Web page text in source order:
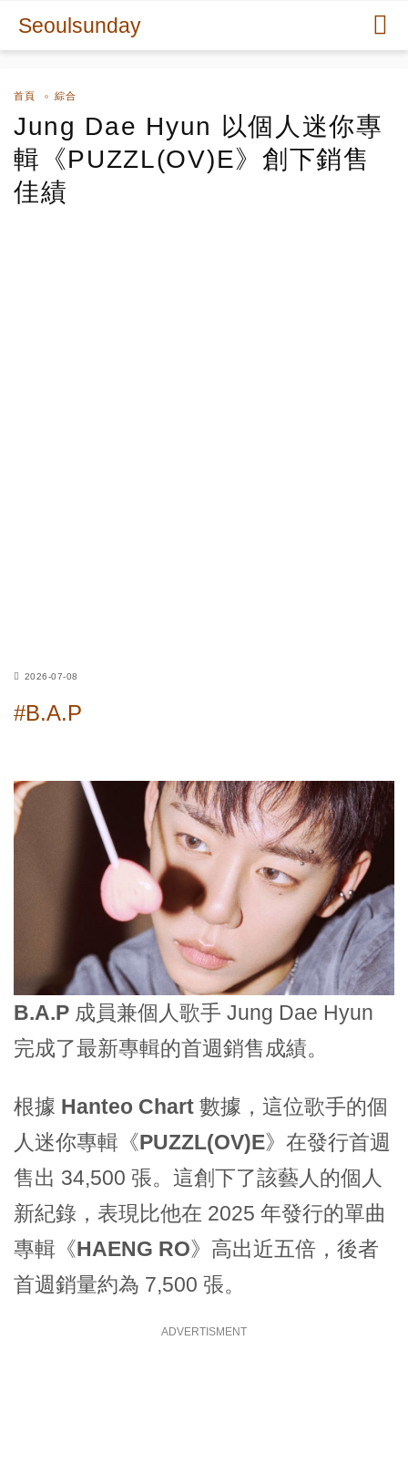
Seoulsunday
首頁 綜合
Jung Dae Hyun 以個人迷你專
輯《PUZZL(OV)E》創下銷售
佳績
2026-07-08
#B.A.P
B.A.P 成員兼個人歌手 Jung Dae Hyun
完成了最新專輯的首週銷售成績。
根據 Hanteo Chart 數據，這位歌手的個
人迷你專輯《PUZZL(OV)E》在發行首週
售出 34,500 張。這創下了該藝人的個人
新紀錄，表現比他在 2025 年發行的單曲
專輯《HAENG RO》高出近五倍，後者
首週銷量約為 7,500 張。
ADVERTISMENT